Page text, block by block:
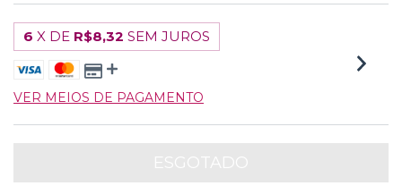
6 X DE R$8,32 SEM JUROS
VER MEIOS DE PAGAMENTO